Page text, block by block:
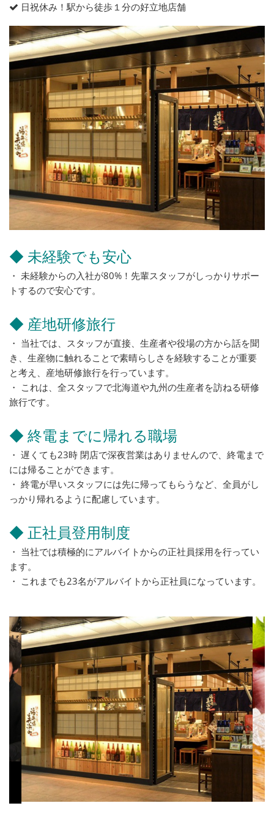
日祝休み！駅から徒歩１分の好立地店舗
◆ 未経験でも安心
・ 未経験からの入社が80%！先輩スタッフがしっかりサポー
トするので安心です。
◆ 産地研修旅行
・ 当社では、スタッフが直接、生産者や役場の方から話を聞
き、生産物に触れることで素晴らしさを経験することが重要
と考え、産地研修旅行を行っています。
・ これは、全スタッフで北海道や九州の生産者を訪ねる研修
旅行です。
◆ 終電までに帰れる職場
・ 遅くても23時 閉店で深夜営業はありませんので、終電まで
には帰ることができます。
・ 終電が早いスタッフには先に帰ってもらうなど、全員がし
っかり帰れるように配慮しています。
◆ 正社員登用制度
・ 当社では積極的にアルバイトからの正社員採用を行ってい
ます。
・ これまでも23名がアルバイトから正社員になっています。